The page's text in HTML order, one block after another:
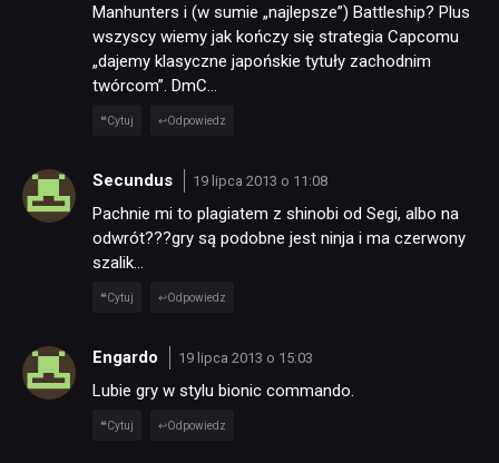
Manhunters i (w sumie „najlepsze”) Battleship? Plus
wszyscy wiemy jak kończy się strategia Capcomu
„dajemy klasyczne japońskie tytuły zachodnim
twórcom”. DmC…
Cytuj Odpowiedz
Secundus 19 lipca 2013 o 11:08
Pachnie mi to plagiatem z shinobi od Segi, albo na
odwrót???gry są podobne jest ninja i ma czerwony
szalik…
Cytuj Odpowiedz
Engardo 19 lipca 2013 o 15:03
Lubie gry w stylu bionic commando.
Cytuj Odpowiedz